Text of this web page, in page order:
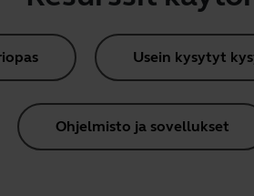
Usein kysytyt
Ohjelmisto ja sovellukset